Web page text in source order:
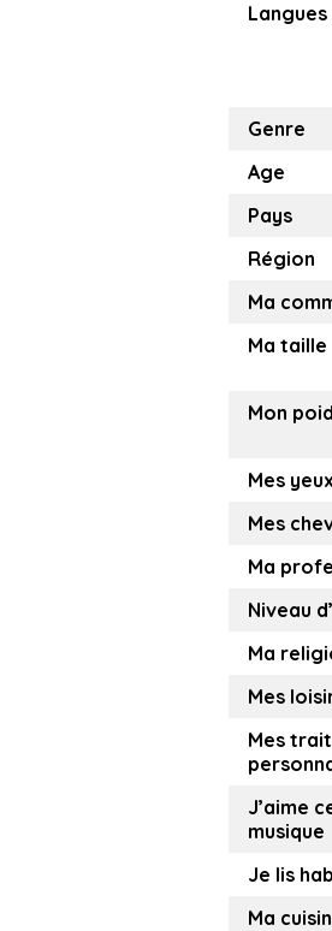
Genre
Age
Pays
Région
Ma
Ma taille
Mon
Mes yeux
Mes
Ma
Niveau
Ma
Mes
Mes
J’aime
musique
Je lis
Ma